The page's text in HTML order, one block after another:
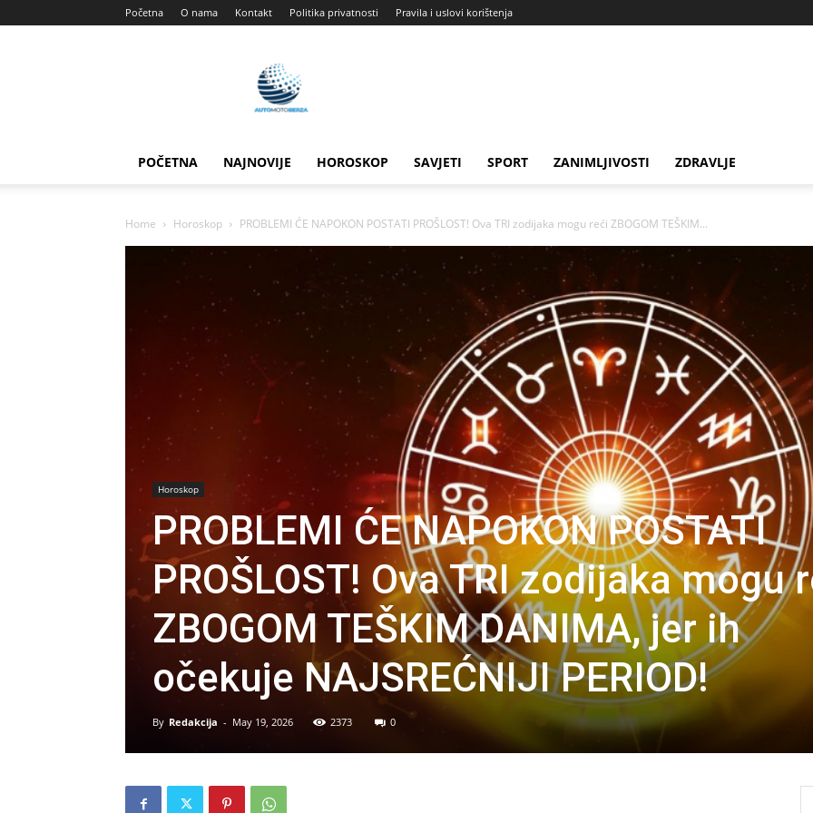
Početna O nama Kontakt Politika privatnosti Pravila i uslovi korištenja
Automotoberza
POČETNA NAJNOVIJE HOROSKOP SAVJETI SPORT ZANIMLJIVOSTI ZDRAVLJE
Home Horoskop PROBLEMI ĆE NAPOKON POSTATI PROŠLOST! Ova TRI zodijaka mogu reći ZBOGOM TEŠKIM...
Horoskop
PROBLEMI ĆE NAPOKON POSTATI
PROŠLOST! Ova TRI zodijaka mogu
ZBOGOM TEŠKIM DANIMA, jer ih
očekuje NAJSREĆNIJI PERIOD!
By Redakcija - May 19, 2026 2373 0